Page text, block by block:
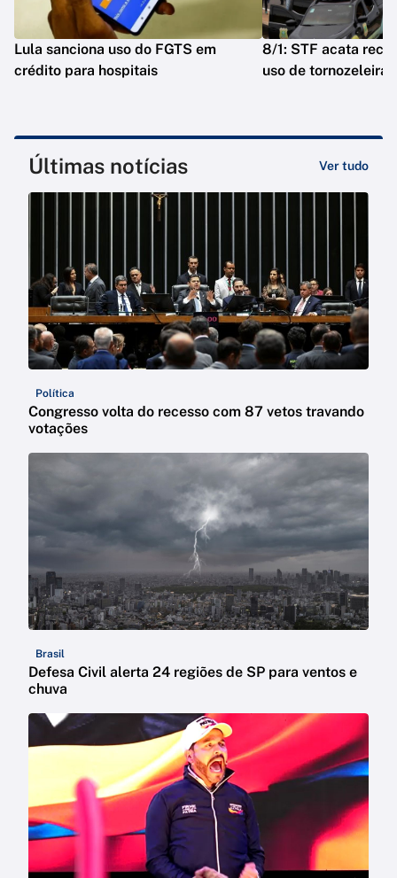
Lula sanciona uso do FGTS em
crédito para hospitais
8/1: STF acata
uso de tornozeleira
Últimas notícias Ver tudo
Política
Congresso volta do recesso com 87 vetos travando
votações
Brasil
Defesa Civil alerta 24 regiões de SP para ventos e
chuva